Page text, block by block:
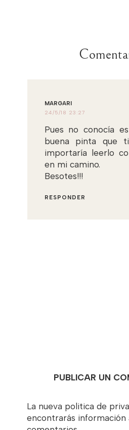
MARGARI
24/5/18 23:27
Pues no conocía
buena pinta que
importaría leerlo
en mi camino.
Besotes!!!
RESPONDER
PUBLICAR UN
La nueva politica de
encontrarás información